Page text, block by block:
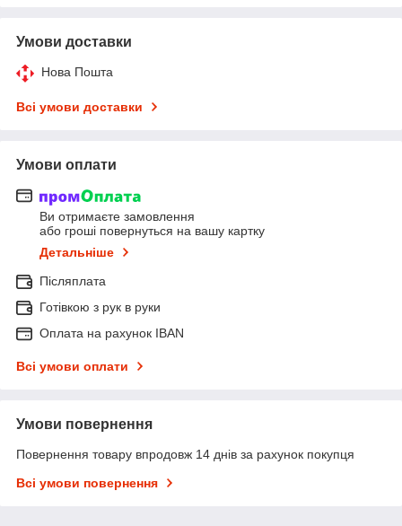
Умови доставки
Нова Пошта
Всі умови доставки
Умови оплати
Ви отримаєте замовлення
або гроші повернуться на вашу картку
Детальніше
Післяплата
Готівкою з рук в руки
Оплата на рахунок IBAN
Всі умови оплати
Умови повернення
Повернення товару впродовж 14 днів за рахунок покупця
Всі умови повернення